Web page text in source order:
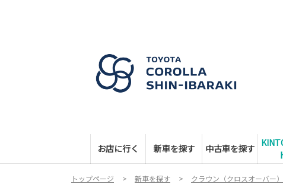
お店に行く 新車を探す 中古車を探す
トップページ 新車を探す クラウン（クロスオーバー）